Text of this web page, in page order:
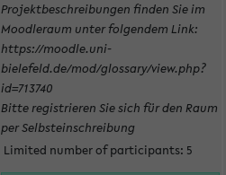
Projektbeschreibungen finden Sie im
Moodleraum unter folgendem Link:
https://moodle.uni-
bielefeld.de/mod/glossary/view.php?
id=713740
Bitte registrieren Sie sich für den Raum
per Selbsteinschreibung
Limited number of participants: 5